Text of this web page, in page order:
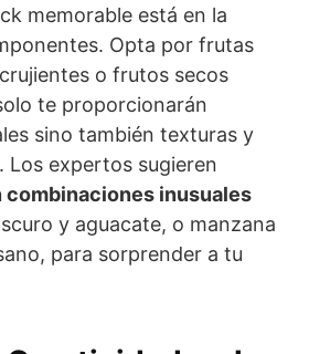
memorable está en la
Opta por frutas
o frutos secos
te proporcionarán
sino también texturas y
Los expertos sugieren
inusuales
y aguacate, o manzana
para sorprender a tu